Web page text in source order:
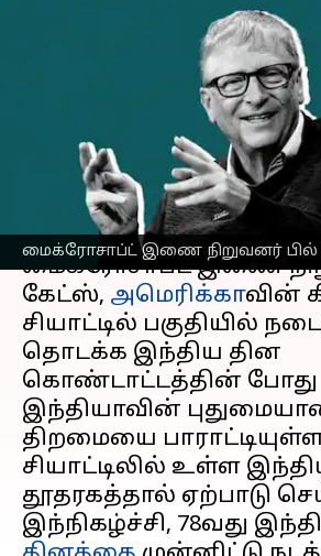
மைக்ரோசாப்ட் இணை நிறுவனர்
புதுமையான
உலக தலைவராக
உயர்ந்துள்ளது
பில் கேட்ஸ்
எழுதியவர் Sekar Chinnappan Aug 17, 2024
செய்தி முன்னோட்டம்
மைக்ரோசாப்ட் இணை
கேட்ஸ், அமெரிக்காவின்
சியாட்டில் பகுதியில்
தொடக்க இந்திய தின
கொண்டாட்டத்தின் போது
இந்தியாவின்
திறமையை
சியாட்டிலில் உள்ள
தூதரகத்தால் ஏற்பாடு
இந்நிகழ்ச்சி, 78வது